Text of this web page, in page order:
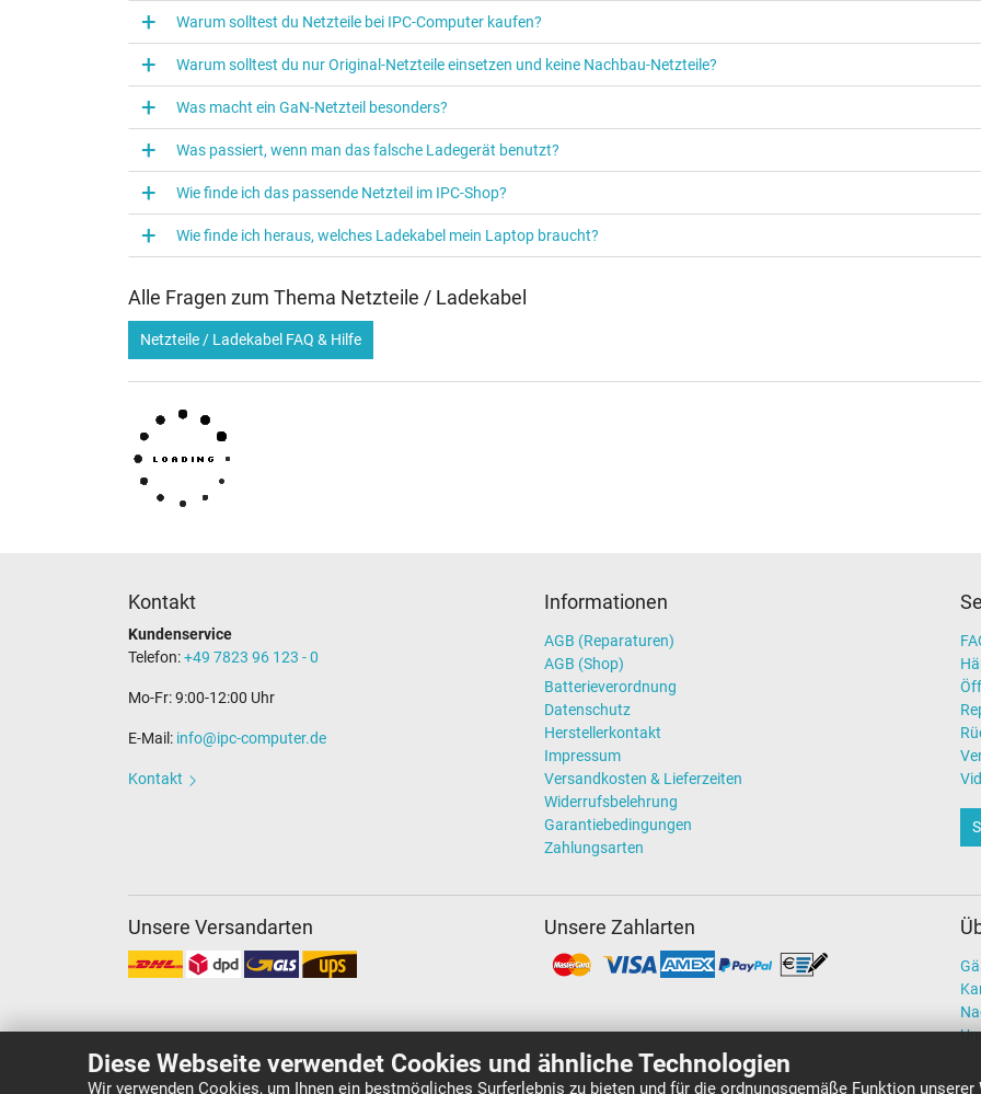
Diese Webseite verwendet Cookies und ähnliche Technologien
Wir verwenden Cookies, um Ihnen ein bestmögliches Surferlebnis zu bieten und für die ordnungsgemäße Funktion unserer
Kategorisierung
Kategorie
Netzteil
Verwendung
Notebook / Laptop
Warum solltest du Netzteile bei IPC‑Computer kaufen?
Warum solltest du nur Original-Netzteile einsetzen und keine Nachbau-Netzteile?
Was macht ein GaN-Netzteil besonders?
Was passiert, wenn man das falsche Ladegerät benutzt?
Wie finde ich das passende Netzteil im IPC-Shop?
Wie finde ich heraus, welches Ladekabel mein Laptop braucht?
Alle Fragen zum Thema Netzteile / Ladekabel
Netzteile / Ladekabel FAQ & Hilfe
Kontakt
Kundenservice
Telefon:+49 7823 96 123 - 0
Mo-Fr: 9:00-12:00 Uhr
E-Mail: info@ipc-computer.de
Kontakt
Informationen
AGB (Reparaturen)
AGB (Shop)
Batterieverordnung
Datenschutz
Herstellerkontakt
Impressum
Versandkosten & Lieferzeiten
Widerrufsbelehrung
Garantiebedingungen
Zahlungsarten
Unsere Versandarten Unsere Zahlarten